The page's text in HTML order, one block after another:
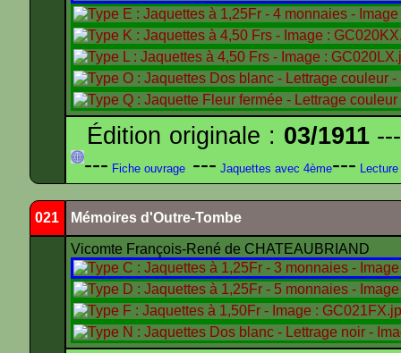
Édition originale : 03/1911
--- Fiche ouvrage --- Jaquettes avec 4ème--- Lecture
021 Mémoires d'Outre-Tombe
Vicomte François-René de CHATEAUBRIAND